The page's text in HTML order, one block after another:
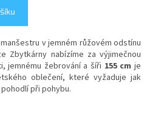
v jemném růžovém odstínu
Zbytkárny nabízíme za výjimečnou
jemnému žebrování a šíři 155 cm je
oblečení, které vyžaduje jak
při pohybu.